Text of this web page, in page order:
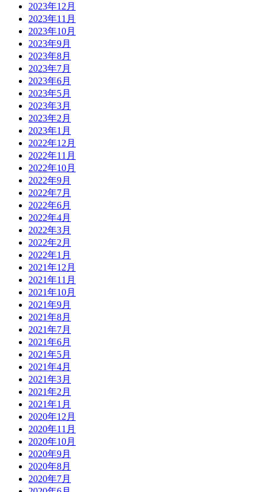
2023年12月
2023年11月
2023年10月
2023年9月
2023年8月
2023年7月
2023年6月
2023年5月
2023年3月
2023年2月
2023年1月
2022年12月
2022年11月
2022年10月
2022年9月
2022年7月
2022年6月
2022年4月
2022年3月
2022年2月
2022年1月
2021年12月
2021年11月
2021年10月
2021年9月
2021年8月
2021年7月
2021年6月
2021年5月
2021年4月
2021年3月
2021年2月
2021年1月
2020年12月
2020年11月
2020年10月
2020年9月
2020年8月
2020年7月